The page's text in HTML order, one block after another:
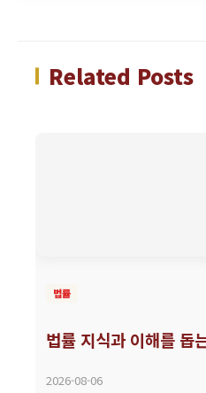
Related Posts
법률
법률 지식과 이해를 돕
2026-08-06